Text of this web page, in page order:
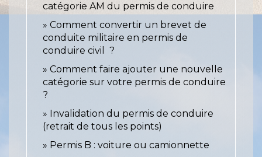
catégorie AM du permis de conduire
Comment convertir un brevet de
conduite militaire en permis de
conduire civil ?
Comment faire ajouter une nouvelle
catégorie sur votre permis de conduire
?
Invalidation du permis de conduire
(retrait de tous les points)
Permis B : voiture ou camionnette